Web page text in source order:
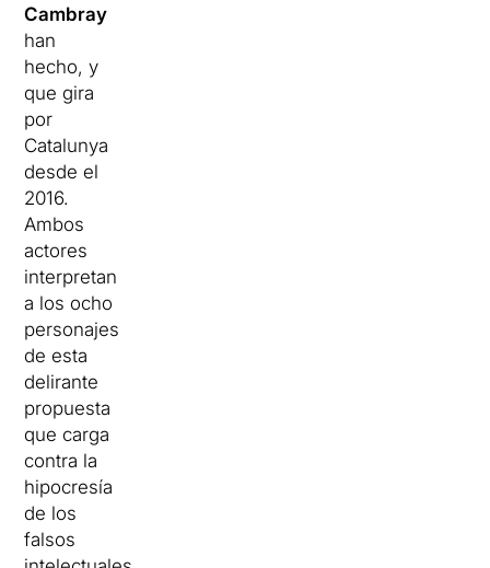
Cambray
han
hecho, y
que gira
por
Catalunya
desde el
2016.
Ambos
actores
interpretan
a los ocho
personajes
de esta
delirante
propuesta
que carga
contra la
hipocresía
de los
falsos